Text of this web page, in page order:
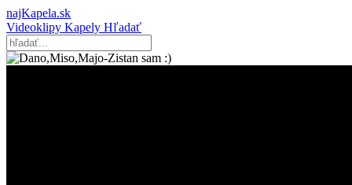
najKapela.sk
Videoklipy Kapely Hľadať